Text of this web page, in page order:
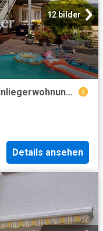
12 bilder
Renoviertes Einfamilienhaus + Einliegerwohnung Roetgen
Details ansehen